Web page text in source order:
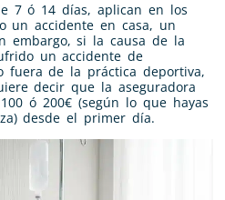
7 ó 14 días, aplican en los
un accidente en casa, un
embargo, si la causa de la
un accidente de
fuera de la práctica deportiva,
decir que la aseguradora
ó 200€ (según lo que hayas
desde el primer día.